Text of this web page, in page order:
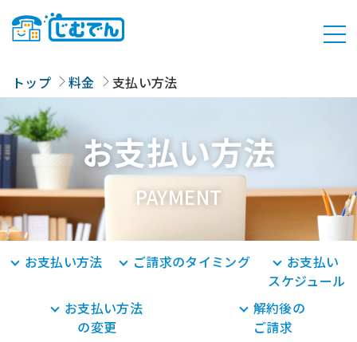
トップ 料金 支払い方法
お支払い方法
PAYMENT
お支払い方法 ご請求のタイミング
お支払い
スケジュール
お支払い方法
の変更
解約後の
ご請求